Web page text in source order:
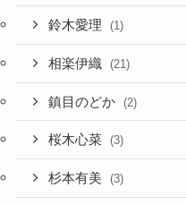
鈴木愛理 (1)
相楽伊織 (21)
鎮目のどか (2)
桜木心菜 (3)
杉本有美 (3)